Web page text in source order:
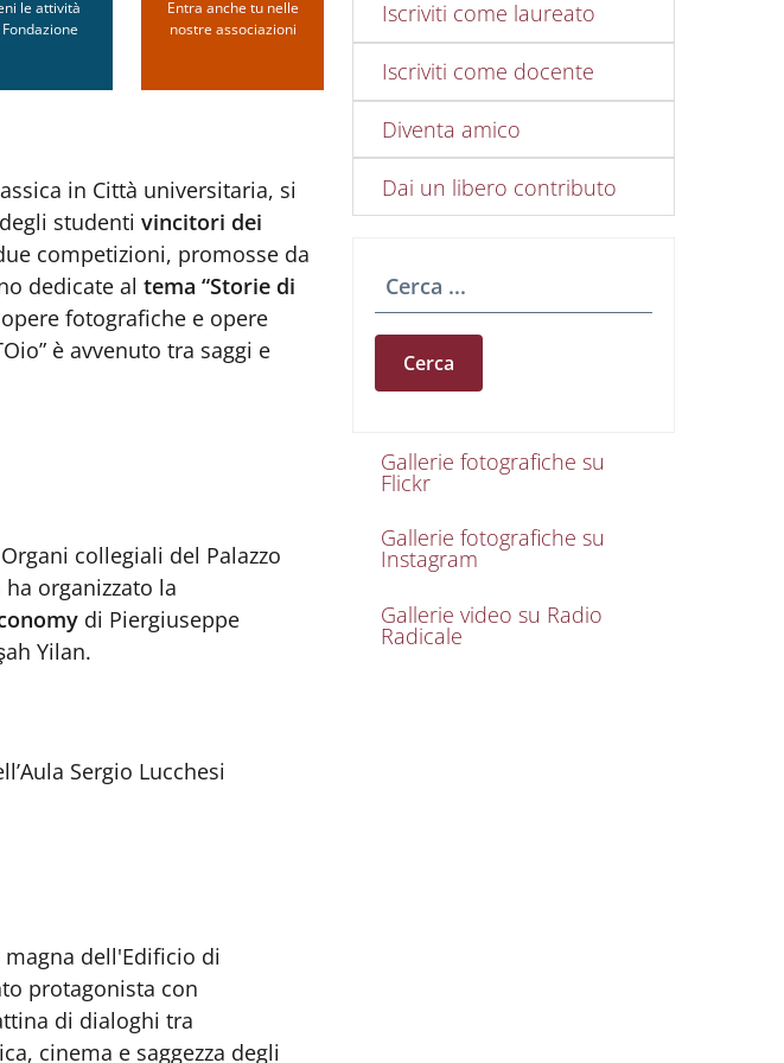
le attività
Entra anche tu nelle
nostre associazioni
in Città universitaria, si
studenti vincitori dei
competizioni, promosse da
dedicate al tema “Storie di
fotografiche e opere
è avvenuto tra saggi e
collegiali del Palazzo
organizzato la
di Piergiuseppe
Yilan.
Sergio Lucchesi
magna dell'Edificio di
protagonista con
di dialoghi tra
cinema e saggezza degli
Iscriviti come laureato
Iscriviti come docente
Diventa amico
Dai un libero contributo
Cerca
Gallerie foto e
Gallerie fotografiche su
Flickr
Gallerie fotografiche su
Instagram
Gallerie video su Radio
Radicale